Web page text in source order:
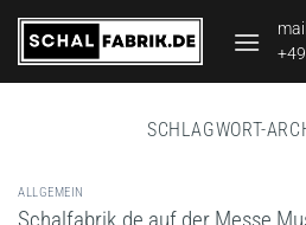
Zum
Inhalt
springen
SCHLAGWORT-
ALLGEMEIN
Schalfabrik.de auf der Messe